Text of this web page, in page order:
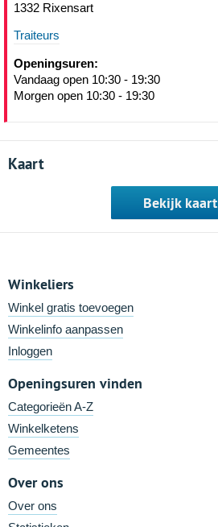
1332 Rixensart
Traiteurs
Openingsuren:
Vandaag open 10:30 - 19:30
Morgen open 10:30 - 19:30
Kaart
Bekijk kaart
Winkeliers
Winkel gratis toevoegen
Winkelinfo aanpassen
Inloggen
Openingsuren vinden
Categorieën A-Z
Winkelketens
Gemeentes
Over ons
Over ons